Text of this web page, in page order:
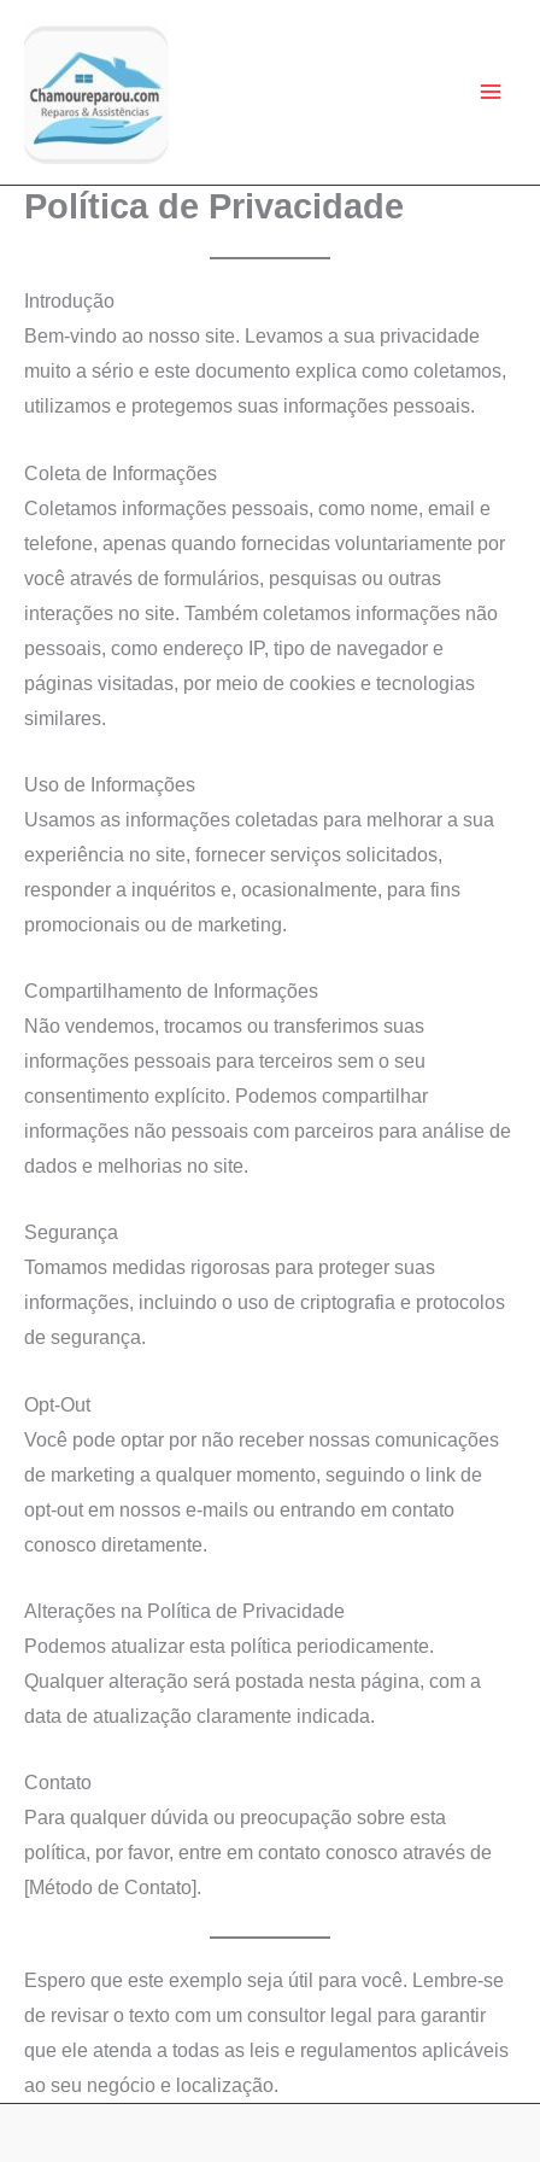
conteúdo
Política de Privacidade
Introdução
Bem-vindo ao nosso site. Levamos a sua privacidade
muito a sério e este documento explica como coletamos,
utilizamos e protegemos suas informações pessoais.
Coleta de Informações
Coletamos informações pessoais, como nome, email e
telefone, apenas quando fornecidas voluntariamente por
você através de formulários, pesquisas ou outras
interações no site. Também coletamos informações não
pessoais, como endereço IP, tipo de navegador e
páginas visitadas, por meio de cookies e tecnologias
similares.
Uso de Informações
Usamos as informações coletadas para melhorar a sua
experiência no site, fornecer serviços solicitados,
responder a inquéritos e, ocasionalmente, para fins
promocionais ou de marketing.
Compartilhamento de Informações
Não vendemos, trocamos ou transferimos suas
informações pessoais para terceiros sem o seu
consentimento explícito. Podemos compartilhar
informações não pessoais com parceiros para análise de
dados e melhorias no site.
Segurança
Tomamos medidas rigorosas para proteger suas
informações, incluindo o uso de criptografia e protocolos
de segurança.
Opt-Out
Você pode optar por não receber nossas comunicações
de marketing a qualquer momento, seguindo o link de
opt-out em nossos e-mails ou entrando em contato
conosco diretamente.
Alterações na Política de Privacidade
Podemos atualizar esta política periodicamente.
Qualquer alteração será postada nesta página, com a
data de atualização claramente indicada.
Contato
Para qualquer dúvida ou preocupação sobre esta
política, por favor, entre em contato conosco através de
[Método de Contato].
Espero que este exemplo seja útil para você. Lembre-se
de revisar o texto com um consultor legal para garantir
que ele atenda a todas as leis e regulamentos aplicáveis
ao seu negócio e localização.